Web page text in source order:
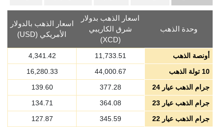
وحدة الذهب
اسعار الذهب بدولار
شرق الكاريبي
(XCD)
اسعار الذهب بالدولار
الأمريكي (USD)
أونصة الذهب 11,733.51
4,341.42
10 تولة الذهب
44,000.67
16,280.33
جرام الذهب عيار 24
377.28
139.60
جرام الذهب عيار 23
364.08
134.71
جرام الذهب عيار 22
345.59
127.87